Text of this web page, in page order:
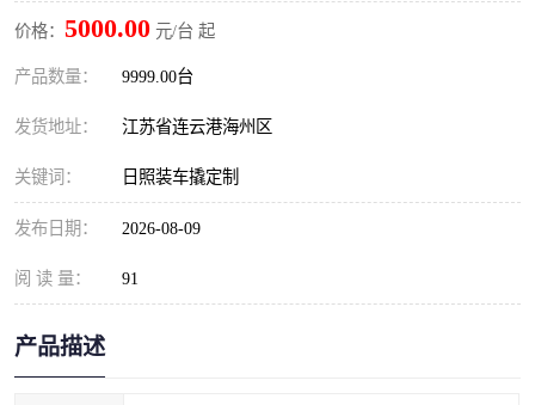
价格： 5000.00 元/台 起
产品数量： 9999.00台
发货地址： 江苏省连云港海州区
关键词： 日照装车撬定制
发布日期： 2026-08-09
阅 读 量： 91
产品描述